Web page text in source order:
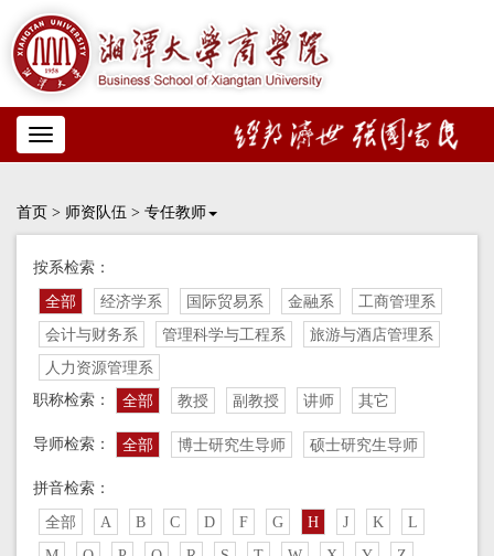
Toggle
navigation
首页 > 师资队伍 > 专任教师
按系检索：
全部 经济学系 国际贸易系 金融系
工商管理系
会计与财务系
管理科学与工程系
旅游与酒店管理系
人力资源管理系
职称检索：
全部 教授 副教授 讲师 其它
导师检索： 全部 博士研究生导师 硕士研究生导师
拼音检索：
全部 A B C D F G H J K
L